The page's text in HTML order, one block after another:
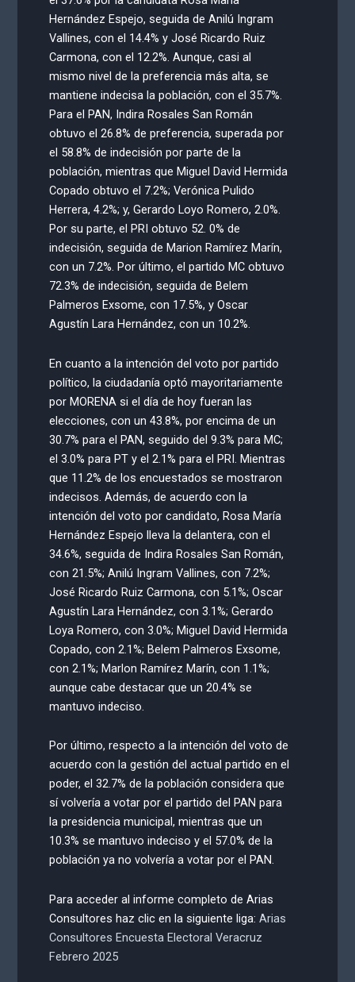
Hernández Espejo, seguida de Anilú Ingram
Vallines, con el 14.4% y José Ricardo Ruiz
Carmona, con el 12.2%. Aunque, casi al
mismo nivel de la preferencia más alta, se
mantiene indecisa la población, con el 35.7%.
Para el PAN, Indira Rosales San Román
obtuvo el 26.8% de preferencia, superada por
el 58.8% de indecisión por parte de la
población, mientras que Miguel David Hermida
Copado obtuvo el 7.2%; Verónica Pulido
Herrera, 4.2%; y, Gerardo Loyo Romero, 2.0%.
Por su parte, el PRI obtuvo 52. 0% de
indecisión, seguida de Marion Ramírez Marín,
con un 7.2%. Por último, el partido MC obtuvo
72.3% de indecisión, seguida de Belem
Palmeros Exsome, con 17.5%, y Oscar
Agustín Lara Hernández, con un 10.2%.
En cuanto a la intención del voto por partido
político, la ciudadanía optó mayoritariamente
por MORENA si el día de hoy fueran las
elecciones, con un 43.8%, por encima de un
30.7% para el PAN, seguido del 9.3% para MC;
el 3.0% para PT y el 2.1% para el PRI. Mientras
que 11.2% de los encuestados se mostraron
indecisos. Además, de acuerdo con la
intención del voto por candidato, Rosa María
Hernández Espejo lleva la delantera, con el
34.6%, seguida de Indira Rosales San Román,
con 21.5%; Anilú Ingram Vallines, con 7.2%;
José Ricardo Ruiz Carmona, con 5.1%; Oscar
Agustín Lara Hernández, con 3.1%; Gerardo
Loya Romero, con 3.0%; Miguel David Hermida
Copado, con 2.1%; Belem Palmeros Exsome,
con 2.1%; Marlon Ramírez Marín, con 1.1%;
aunque cabe destacar que un 20.4% se
mantuvo indeciso.
Por último, respecto a la intención del voto de
acuerdo con la gestión del actual partido en el
poder, el 32.7% de la población considera que
sí volvería a votar por el partido del PAN para
la presidencia municipal, mientras que un
10.3% se mantuvo indeciso y el 57.0% de la
población ya no volvería a votar por el PAN.
Para acceder al informe completo de Arias
Consultores haz clic en la siguiente liga:Arias
Consultores Encuesta Electoral Veracruz
Febrero 2025